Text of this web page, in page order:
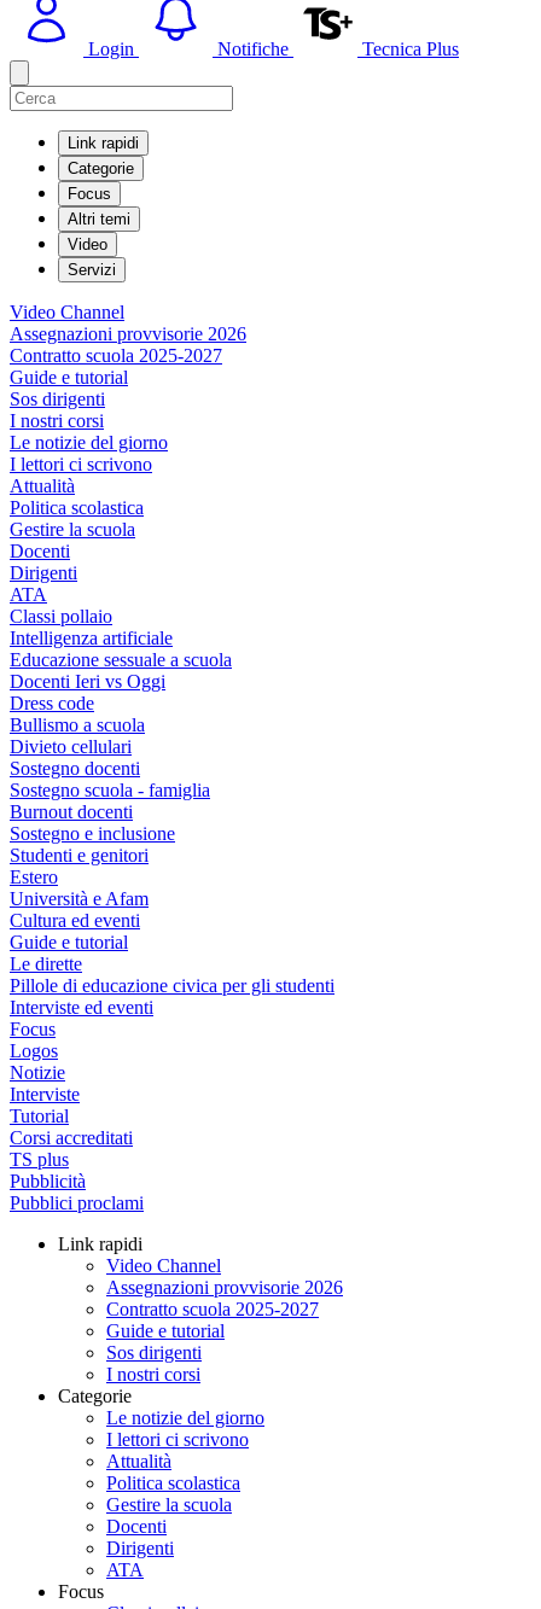
Login Notifiche Tecnica Plus
Link rapidi
Categorie
Focus
Altri temi
Video
Servizi
Video Channel
Assegnazioni provvisorie 2026
Contratto scuola 2025-2027
Guide e tutorial
Sos dirigenti
I nostri corsi
Le notizie del giorno
I lettori ci scrivono
Attualità
Politica scolastica
Gestire la scuola
Docenti
Dirigenti
ATA
Classi pollaio
Intelligenza artificiale
Educazione sessuale a scuola
Docenti Ieri vs Oggi
Dress code
Bullismo a scuola
Divieto cellulari
Sostegno docenti
Sostegno scuola - famiglia
Burnout docenti
Sostegno e inclusione
Studenti e genitori
Estero
Università e Afam
Cultura ed eventi
Guide e tutorial
Le dirette
Pillole di educazione civica per gli studenti
Interviste ed eventi
Focus
Logos
Notizie
Interviste
Tutorial
Corsi accreditati
TS plus
Pubblicità
Pubblici proclami
Link rapidi
Video Channel
Assegnazioni provvisorie 2026
Contratto scuola 2025-2027
Guide e tutorial
Sos dirigenti
I nostri corsi
Categorie
Le notizie del giorno
I lettori ci scrivono
Attualità
Politica scolastica
Gestire la scuola
Docenti
Dirigenti
ATA
Focus